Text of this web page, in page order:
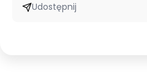
Udostępnij